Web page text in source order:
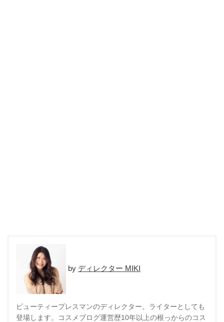
ディレクター MIKI
ビューティープレスマンのディレクター。ライターとしても
登場します。コスメブログ運営歴10年以上の根っからのコス